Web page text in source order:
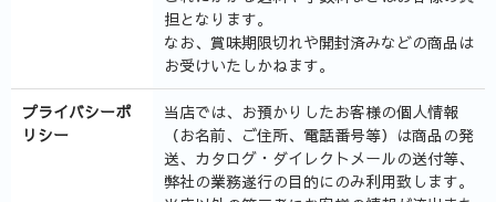
担となります。
なお、賞味期限切れや開封済みなどの商品は
お受けいたしかねます。
プライバシーポ
リシー
当店では、お預かりしたお客様の個人情報
（お名前、ご住所、電話番号等）は商品の発
送、カタログ・ダイレクトメールの送付等、
弊社の業務遂行の目的にのみ利用致します。